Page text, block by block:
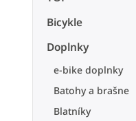
Bicykle
Doplnky
e-bike doplnky
Batohy a brašne
Blatníky